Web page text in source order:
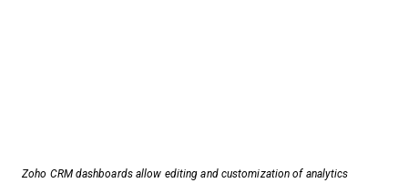
Zoho CRM dashboards allow editing and customization of analytics